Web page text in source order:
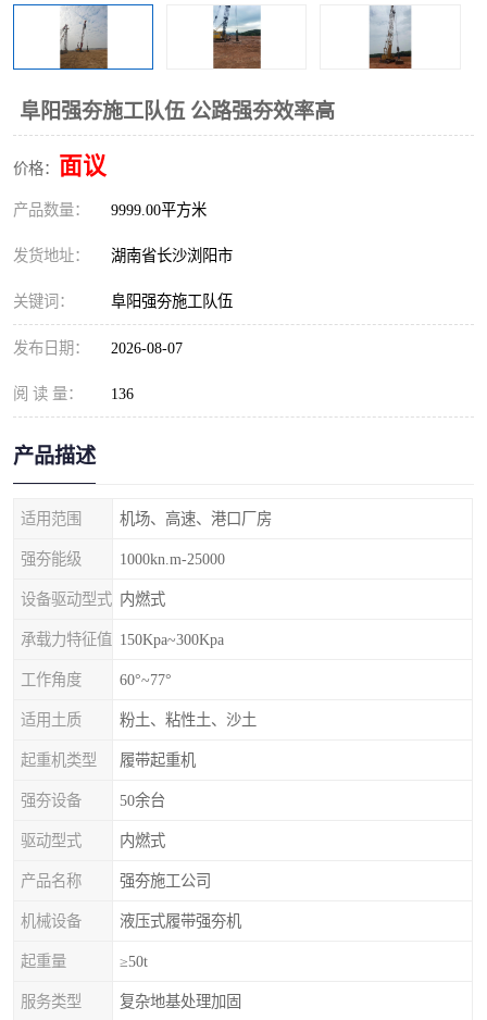
阜阳强夯施工队伍 公路强夯效率高
价格： 面议
产品数量： 9999.00平方米
发货地址： 湖南省长沙浏阳市
关键词： 阜阳强夯施工队伍
发布日期： 2026-08-07
阅 读 量： 136
产品描述
适用范围 机场、高速、港口厂房
强夯能级 1000kn.m-25000
设备驱动型式 内燃式
承载力特征值 150Kpa~300Kpa
工作角度 60°~77°
适用土质 粉土、粘性土、沙土
起重机类型 履带起重机
强夯设备 50余台
驱动型式 内燃式
产品名称 强夯施工公司
机械设备 液压式履带强夯机
起重量 ≥50t
服务类型 复杂地基处理加固